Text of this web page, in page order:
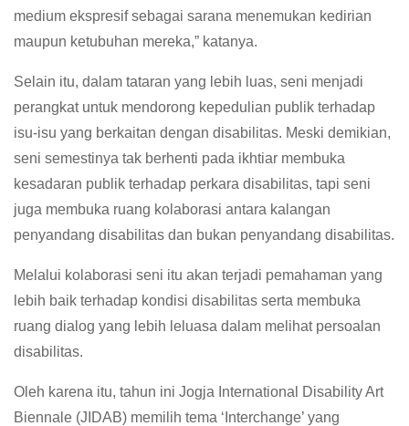
medium ekspresif sebagai sarana menemukan kedirian
maupun ketubuhan mereka,” katanya.
Selain itu, dalam tataran yang lebih luas, seni menjadi
perangkat untuk mendorong kepedulian publik terhadap
isu-isu yang berkaitan dengan disabilitas. Meski demikian,
seni semestinya tak berhenti pada ikhtiar membuka
kesadaran publik terhadap perkara disabilitas, tapi seni
juga membuka ruang kolaborasi antara kalangan
penyandang disabilitas dan bukan penyandang disabilitas.
Melalui kolaborasi seni itu akan terjadi pemahaman yang
lebih baik terhadap kondisi disabilitas serta membuka
ruang dialog yang lebih leluasa dalam melihat persoalan
disabilitas.
Oleh karena itu, tahun ini Jogja International Disability Art
Biennale (JIDAB) memilih tema ‘Interchange’ yang